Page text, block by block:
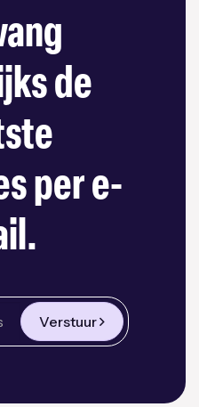
de
per e-
Verstuur